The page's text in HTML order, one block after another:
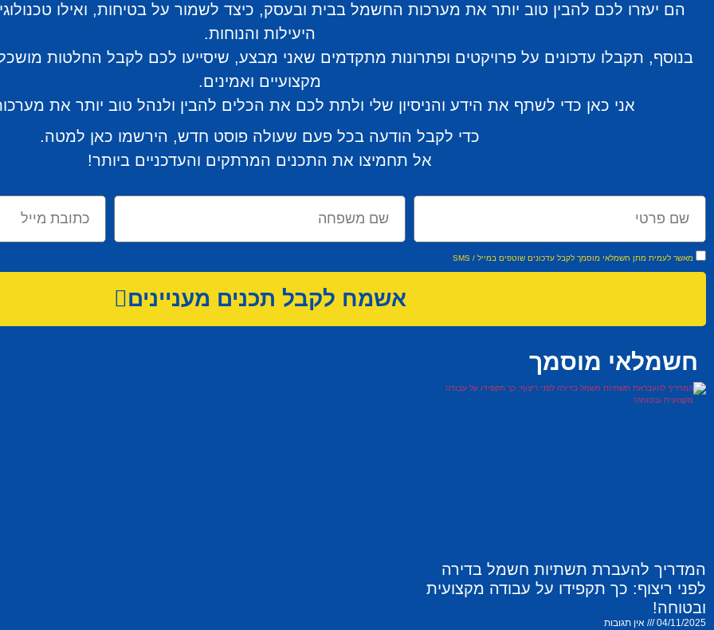
הם יעזרו לכם להבין טוב יותר את מערכות החשמל בבית ובעסק, כיצד לשמור על בטיחות, ואילו
היעילות והנוחות.
בנוסף, תקבלו עדכונים על פרויקטים ופתרונות מתקדמים שאני מבצע, שיסייעו לכם לקבל החלטות
מקצועיים ואמינים.
אני כאן כדי לשתף את הידע והניסיון שלי ולתת לכם את הכלים להבין ולנהל טוב יותר את
כדי לקבל הודעה בכל פעם שעולה פוסט חדש, הירשמו כאן למטה.
אל תחמיצו את התכנים המרתקים והעדכניים ביותר!
מאשר לעמית מתן חשמלאי מוסמך לקבל עדכונים שוטפים במייל / SMS
אשמח לקבל תכנים מעניינים
חשמלאי מוסמך
המדריך להעברת תשתיות חשמל בדירה
לפני ריצוף: כך תקפידו על עבודה מקצועית
ובטוחה!
04/11/2025 אין תגובות